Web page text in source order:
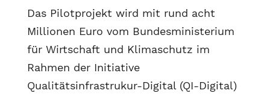
Das Pilotprojekt wird mit rund acht
Millionen Euro vom Bundesministerium
für Wirtschaft und Klimaschutz im
Rahmen der Initiative
Qualitätsinfrastrukur-Digital (QI-Digital)